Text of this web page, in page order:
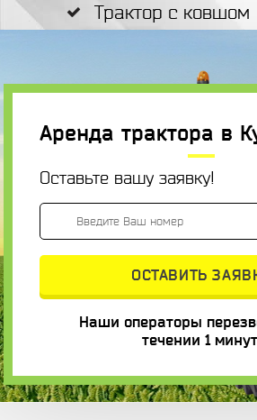
Трактор с ковшом
Аренда трактора в
Оставьте вашу заявку!
Наши операторы
течении 1